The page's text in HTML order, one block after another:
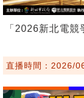
「2026新北電
直播時間：2026/